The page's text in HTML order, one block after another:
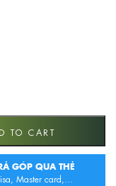
TO CART
GÓP QUA THẺ
Master card,...